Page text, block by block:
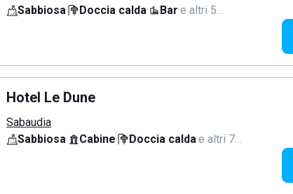
Sabbiosa· Doccia calda· Bar·e altri 5…
Hotel Le Dune
Sabaudia
Sabbiosa· Cabine· Doccia calda·e altri 7…